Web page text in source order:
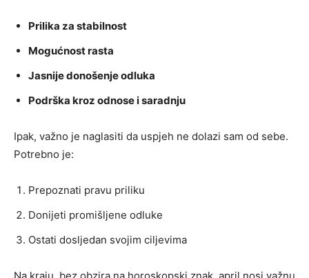
Prilika za stabilnost
Mogućnost rasta
Jasnije donošenje odluka
Podrška kroz odnose i saradnju
Ipak, važno je naglasiti da uspjeh ne dolazi sam od sebe.
Potrebno je:
Prepoznati pravu priliku
Donijeti promišljene odluke
Ostati dosljedan svojim ciljevima
Na kraju, bez obzira na horoskopski znak, april nosi važnu